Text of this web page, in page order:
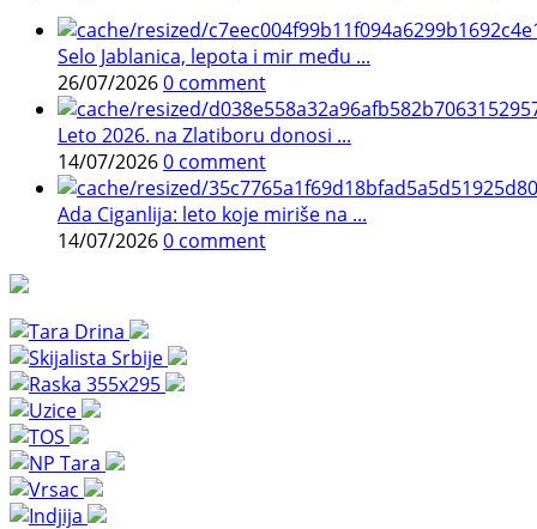
Selo Jablanica, lepota i mir među ...
26/07/20260 comment
Leto 2026. na Zlatiboru donosi ...
14/07/20260 comment
Ada Ciganlija: leto koje miriše na ...
14/07/20260 comment